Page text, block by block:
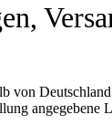
von
angegebene